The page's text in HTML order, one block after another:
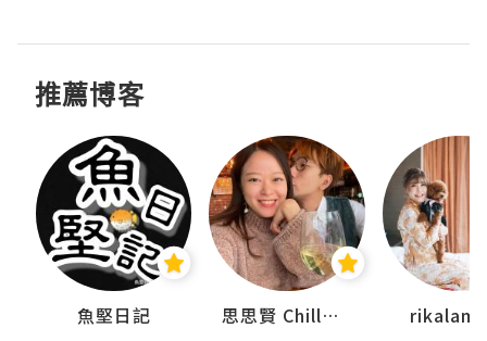
推薦博客
魚堅日記 思思賢 ChillMyBabe